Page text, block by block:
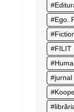
Ego.
FILIT
jurnal